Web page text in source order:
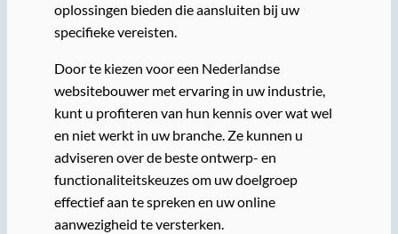
oplossingen bieden die aansluiten bij uw
specifieke vereisten.
Door te kiezen voor een Nederlandse
websitebouwer met ervaring in uw industrie,
kunt u profiteren van hun kennis over wat wel
en niet werkt in uw branche. Ze kunnen u
adviseren over de beste ontwerp- en
functionaliteitskeuzes om uw doelgroep
effectief aan te spreken en uw online
aanwezigheid te versterken.